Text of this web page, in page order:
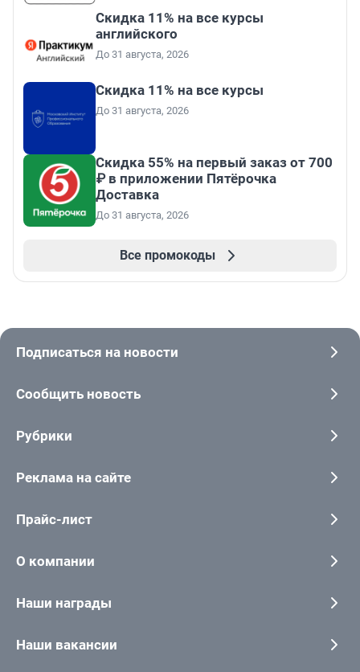
Скидка 11% на все курсы
английского
До 31 августа, 2026
Скидка 11% на все курсы
До 31 августа, 2026
Скидка 55% на первый заказ от 700
₽ в приложении Пятёрочка
Доставка
До 31 августа, 2026
Все промокоды
Подписаться на новости
Сообщить новость
Рубрики
Реклама на сайте
Прайс-лист
О компании
Наши награды
Наши вакансии